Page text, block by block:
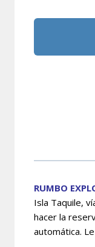
RUMBO
Isla Taquile,
hacer la
automática.